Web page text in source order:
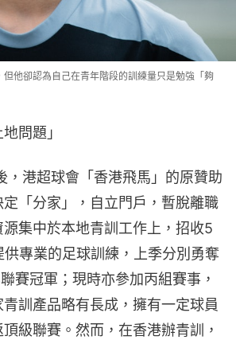
但他卻認為自己在青年階段的訓練量只是勉強「夠
問題」
，港超球會「香港飛馬」的原贊助
「分家」，自立門戶，暫脫離職
集中於本地青訓工作上，招收5
供專業的足球訓練，上季分別勇奪
賽冠軍；現時亦參加丙組賽事，
訓產品略有長成，擁有一定球員
級聯賽。然而，在香港辦青訓，